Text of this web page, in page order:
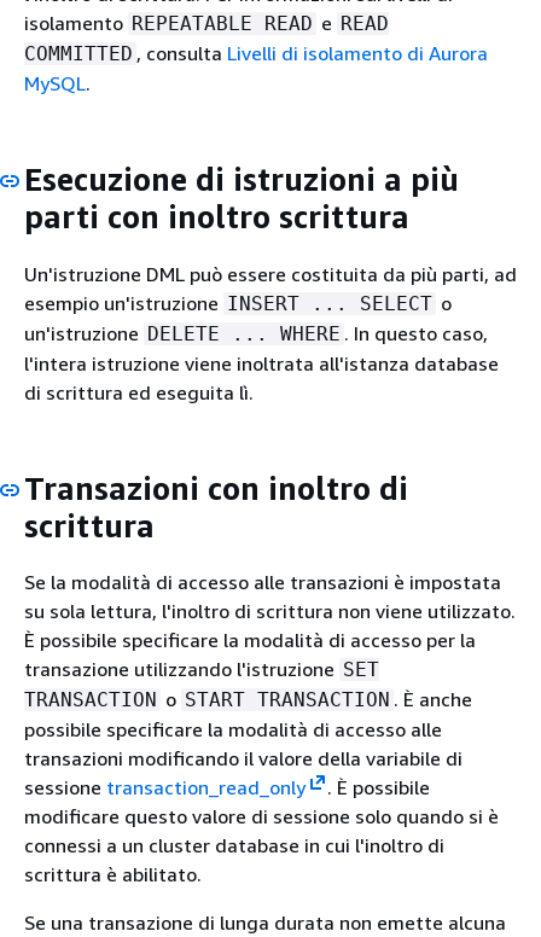
isolamento REPEATABLE READ e READ
COMMITTED , consulta Livelli di isolamento di Aurora
MySQL.
Esecuzione di istruzioni a più
parti con inoltro scrittura
Un'istruzione DML può essere costituita da più parti, ad
esempio un'istruzione INSERT ... SELECT o
un'istruzione DELETE ... WHERE . In questo caso,
l'intera istruzione viene inoltrata all'istanza database
di scrittura ed eseguita lì.
Transazioni con inoltro di
scrittura
Se la modalità di accesso alle transazioni è impostata
su sola lettura, l'inoltro di scrittura non viene utilizzato.
È possibile specificare la modalità di accesso per la
transazione utilizzando l'istruzione SET
TRANSACTION o START TRANSACTION . È anche
possibile specificare la modalità di accesso alle
transazioni modificando il valore della variabile di
sessione transaction_read_only
. È possibile
modificare questo valore di sessione solo quando si è
connessi a un cluster database in cui l'inoltro di
scrittura è abilitato.
Se una transazione di lunga durata non emette alcuna